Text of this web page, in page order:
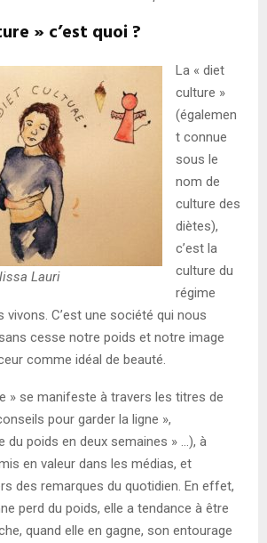
» c’est quoi ?
Lauri
La « diet
culture »
(égalemen
t connue
sous le
nom de
culture des
diètes),
c’est la
culture du
régime
vivons. C’est une société qui nous
cesse notre poids et notre image
comme idéal de beauté.
» se manifeste à travers les titres de
pour garder la ligne »,
du poids en deux semaines » …), à
en valeur dans les médias, et
des remarques du quotidien. En effet,
perd du poids, elle a tendance à être
quand elle en gagne, son entourage